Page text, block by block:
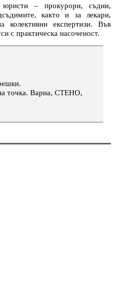
юристи – прокурори, съдии,
както и за лекари,
колективни експертизи. Във
с практическа насоченост.
точка. Варна, СТЕНО,